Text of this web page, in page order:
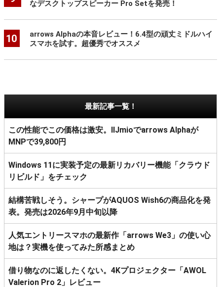
なデスクトップスピーカー Pro Setを発売！
10
arrows Alphaの本音レビュー！6.4型の頑丈ミドルハイ
スマホを試す。超優秀でオススメ
最新記事一覧！
この性能でこの価格は激安。IIJmioでarrows Alphaが
MNPで39,800円
Windows 11に実装予定の最新リカバリー機能「クラウド
リビルド」をチェック
結構苦戦しそう。シャープがAQUOS Wish6の商品化を発
表。発売は2026年9月中旬以降
人気エントリースマホの最新作「arrows We3」の使い心
地は？実機を使ってみた所感まとめ
借り物なのに返したくない。4Kプロジェクター「AWOL
Valerion Pro 2」レビュー